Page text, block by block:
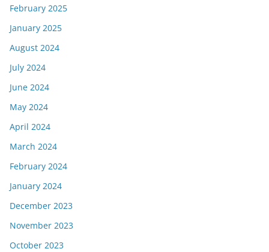
February 2025
January 2025
August 2024
July 2024
June 2024
May 2024
April 2024
March 2024
February 2024
January 2024
December 2023
November 2023
October 2023